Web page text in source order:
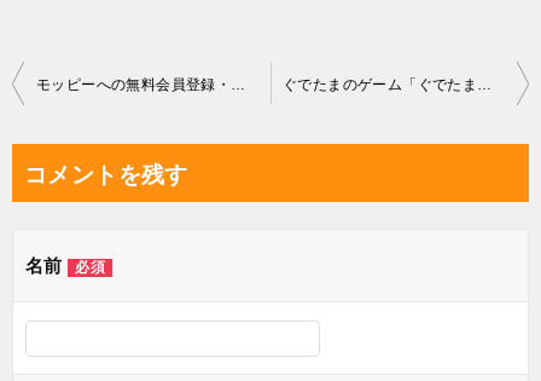
投
ビ
ー
ョ
モッピーへの無料会員登録・退会 ぐでたまのゲーム「ぐでたましょっと」攻略
コメントを残す
名前 必須